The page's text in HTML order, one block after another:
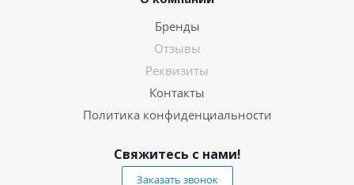
Бренды
Отзывы
Реквизиты
Контакты
Политика конфиденциальности
Свяжитесь с нами!
Заказать звонок